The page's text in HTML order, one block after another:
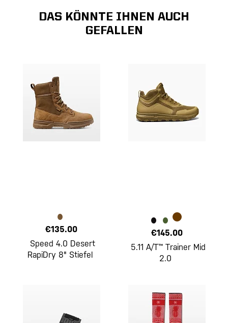
DAS KÖNNTE IHNEN AUCH
GEFALLEN
€135.00
Speed 4.0 Desert
RapiDry 8" Stiefel
€145.00
5.11 A/T™ Trainer Mid
2.0